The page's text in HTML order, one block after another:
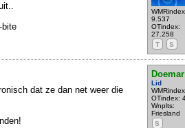
9.537
OTindex:
27.258
T
S
bite
Doemar
Lid
OTindex:
Wnplts:
Friesland
S
dat ze dan net weer die